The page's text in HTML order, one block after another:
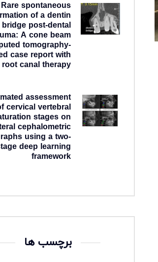
Rare spontaneous
of a dentin
bridge post-dental
A cone beam
tomography-
case report with
root canal therapy
assessment
cervical vertebral
stages on
cephalometric
using a two-
deep learning
framework
برچسب ها